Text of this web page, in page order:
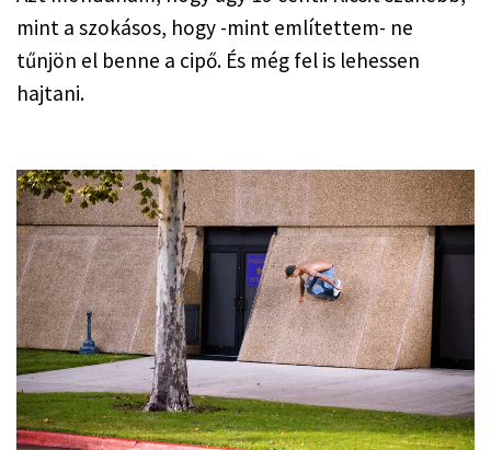
mint a szokásos, hogy -mint említettem- ne
tűnjön el benne a cipő. És még fel is lehessen
hajtani.